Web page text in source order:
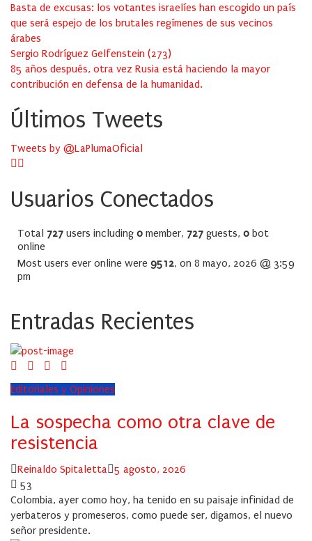
Basta de excusas: los votantes israelíes han escogido un país
que será espejo de los brutales regímenes de sus vecinos
árabes
Sergio Rodríguez Gelfenstein (273)
85 años después, otra vez Rusia está haciendo la mayor
contribución en defensa de la humanidad.
Últimos Tweets
Tweets by @LaPlumaOficial
Usuarios Conectados
Total 727 users including 0 member, 727 guests, 0 bot
online
Most users ever online were 9512, on 8 mayo, 2026 @ 3:59
pm
Entradas Recientes
Editoriales y Opiniones
La sospecha como otra clave de
resistencia
Author
Reinaldo Spitaletta Posted
5 agosto, 2026
53
Colombia, ayer como hoy, ha tenido en su paisaje infinidad de
yerbateros y promeseros, como puede ser, digamos, el nuevo
señor presidente.